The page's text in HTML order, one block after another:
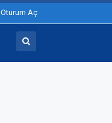
Oturum Aç